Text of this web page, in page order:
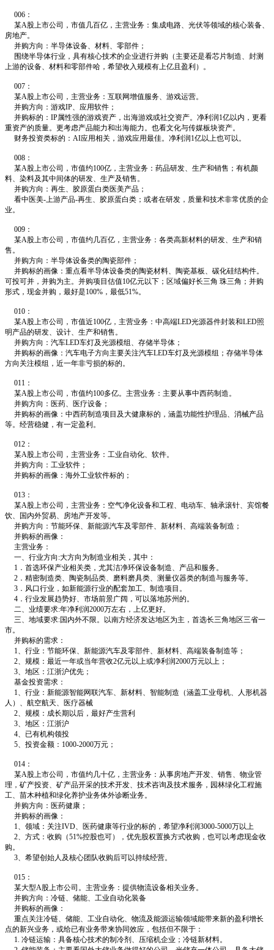
006：
某A股上市公司，市值几百亿，主营业务：集成电路、光伏等领域的核心装备、
房地产。
并购方向：半导体设备、材料、零部件；
围绕半导体行业，具有核心技术的企业进行并购（主要还是看芯片制造、封测
上游的设备、材料和零部件哈，希望收入规模有上亿且盈利）。
007：
某A股上市公司，主营业务：互联网增值服务、游戏运营。
并购方向：游戏IP、应用软件；
并购标的：IP属性强的游戏资产，出海游戏或社交资产。净利润1亿以内，更看
重资产的质量。更考虑产品能力和出海能力。也看文化与传媒板块资产。
财务投资类标的：AI应用相关，游戏应用最佳。净利润1亿以上也可以。
008：
某A股上市公司，市值约100亿，主营业务：药品研发、生产和销售；有机颜
料、染料及其中间体的研发、生产及销售。
并购方向：再生、胶原蛋白类医美产品；
看中医美-上游产品-再生、胶原蛋白类；或者在研发，质量和技术非常优质的企
业。
009：
某A股上市公司，市值约几百亿，主营业务：各类高新材料的研发、生产和销
售。
并购方向：半导体设备类的陶瓷部件；
并购标的画像：重点看半导体设备类的陶瓷材料、陶瓷基板、碳化硅结构件。
可投可并，并购为主。并购项目估值10亿元以下；区域偏好长三角 珠三角；并购
形式，现金并购，最好是100%，最低51%。
010：
某A股上市公司，市值近100亿，主营业务：中高端LED光源器件封装和LED照
明产品的研发、设计、生产和销售。
并购方向：汽车LED车灯及光源模组、存储半导体；
并购标的画像：汽车电子方向主要关注汽车LED车灯及光源模组；存储半导体
方向关注模组，近一年非亏损的标的。
011：
某A股上市公司，市值约100多亿。主营业务：主要从事中西药制造。
并购方向：医药、医疗设备；
并购标的画像：中西药制造项目及大健康标的，涵盖功能性护理品、消械产品
等。经营稳健，有一定盈利。
012：
某A股上市公司，主营业务：工业自动化、软件。
并购方向：工业软件；
并购标的画像：海外工业软件标的；
013：
某A股上市公司，主营业务：空气净化设备和工程、电动车、轴承滚针、宾馆餐
饮、国内外贸易、房地产开发等。
并购方向：节能环保、新能源汽车及零部件、新材料、高端装备制造；
并购标的画像：
主营业务：
一、行业方向:大方向为制造业相关，其中：
1．首选环保产业相关类，尤其洁净环保设备制造、产品和服务。
2．精密制造类、陶瓷制品类、磨料磨具类、测量仪器类的制造与服务等。
3．风口行业，如新能源行业的配套加工、制造项目。
4．行业发展趋势好、市场前景广阔，可以落地苏州的。
二、业绩要求:年净利润2000万左右，上亿更好。
三、地域要求:国内外不限。以南方经济发达地区为主，首选长三角地区三省一
市。
并购标的需求：
1、行业：节能环保、新能源汽车及零部件、新材料、高端装备制造等；
2、规模：最近一年或当年营收2亿元以上或净利润2000万元以上；
3、地区：江浙沪优先；
基金投资需求：
1、行业：新能源智能网联汽车、新材料、智能制造（涵盖工业母机、人形机器
人）、航空航天、医疗器械
2、规模：成长期以后，最好产生营利
3、地区：江浙沪
4、已有机构领投
5、投资金额：1000-2000万元；
014：
某A股上市公司，市值约几十亿，主营业务：从事房地产开发、销售、物业管
理，矿产投资、矿产品开采的技术开发、技术咨询及技术服务，园林绿化工程施
工、苗木种植和绿化养护业务体外诊断业务。
并购方向：医药健康；
并购标的画像：
1、领域：关注IVD、医药健康等行业的标的，希望净利润3000-5000万以上
2、方式：收购（51%控股也可），优先股权置换方式收购，也可以考虑现金收
购。
3、希望创始人及核心团队收购后可以持续经营。
015：
某大型A股上市公司。主营业务：提供物流设备相关业务。
并购方向：冷链、储能、工业自动化装备
并购标的画像：
重点关注冷链、储能、工业自动化、物流及能源运输领域能带来新的盈利增长
点的新兴业务，或给已有业务带来协同效应，包括但不限于：
1. 冷链运输：具备核心技术的制冷剂、压缩机企业；冷链新材料。